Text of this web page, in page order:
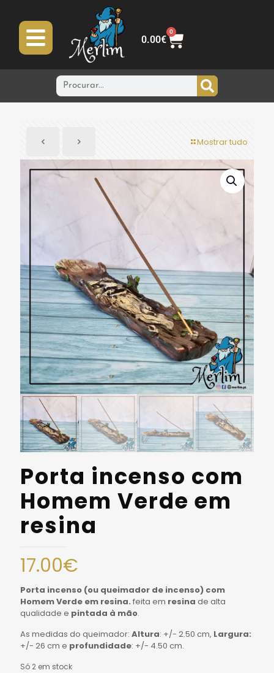
0.00€
0
Mostrar tudo
Porta incenso com
Homem Verde em
resina
17.00€
Porta incenso (ou queimador de incenso) com
Homem Verde em resina. feita em resina de alta
qualidade e pintada à mão.
As medidas do queimador: Altura: +/- 2.50 cm, Largura:
+/- 26 cm e profundidade: +/- 4.50 cm.
Só 2 em stock